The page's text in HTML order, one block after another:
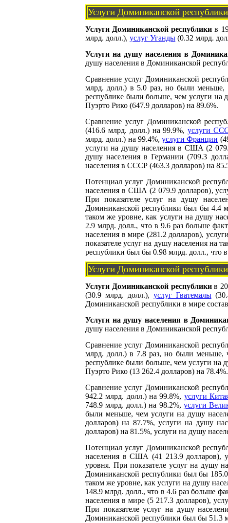
Услуги Доминиканской
Услуги Доминиканской республики в
млрд. долл.), услуг Уганды (0.32 млрд.
Услуги на душу населения в
душу населения в Доминиканской
Сравнение услуг Доминиканской
млрд. долл.) в 5.0 раз, но были
республике были больше, чем услуги на
Пуэрто Рико (647.9 долларов) на 89.6%.
Сравнение услуг Доминиканской
(416.6 млрд. долл.) на 99.9%,услуги
млрд. долл.) на 99.4%, услуги Франции
услуги на душу населения в США (2
душу населения в Германии (709.3
населения в СССР (463.3 долларов) на
Потенциал услуг Доминиканской
населения в США (2 079.9 долларов),
При показателе услуг на душу
Доминиканской республики был бы 4.4
таком же уровне, как услуги на душу
2.9 млрд. долл., что в 9.6 раз больше
населения в мире (281.2 долларов),
показателе услуг на душу населения на
республики был бы 0.98 млрд. долл., что
Услуги Доминиканской
Услуги Доминиканской республикив
(30.9 млрд. долл.), услуг Гватемалы
Доминиканской республики в мире
Услуги на душу населения в
душу населения в Доминиканской
Сравнение услуг Доминиканской
млрд. долл.) в 7.8 раз, но были меньше,
республике были больше, чем услуги на
Пуэрто Рико (13 262.4 долларов) на 78.4%.
Сравнение услуг Доминиканской
942.2 млрд. долл.) на 99.8%, услуги
748.9 млрд. долл.) на 98.2%, услуги
были меньше, чем услуги на душу
долларов) на 87.7%, услуги на душу
долларов) на 81.5%, услуги на душу
Потенциал услуг Доминиканской
населения в США (41 213.9 долларов),
уровня. При показателе услуг на душу
Доминиканской республики был бы
таком же уровне, как услуги на душу
148.9 млрд. долл., что в 4.6 раз больше
населения в мире (5 217.3 долларов),
При показателе услуг на душу
Доминиканской республики был бы 51.3